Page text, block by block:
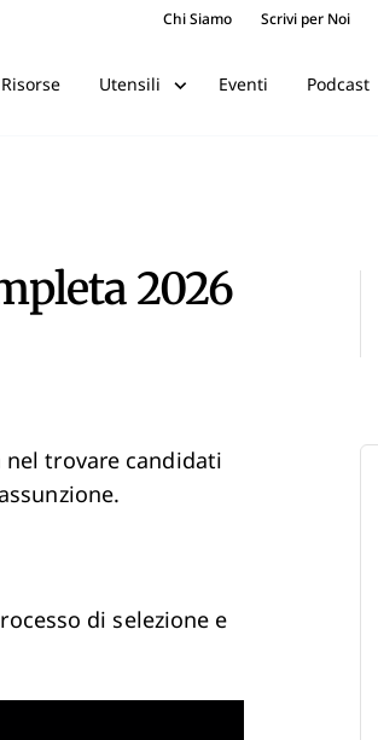
Chi Siamo Scrivi per Noi
Risorse Utensili Eventi Podcast
2026
trovare candidati
di selezione e